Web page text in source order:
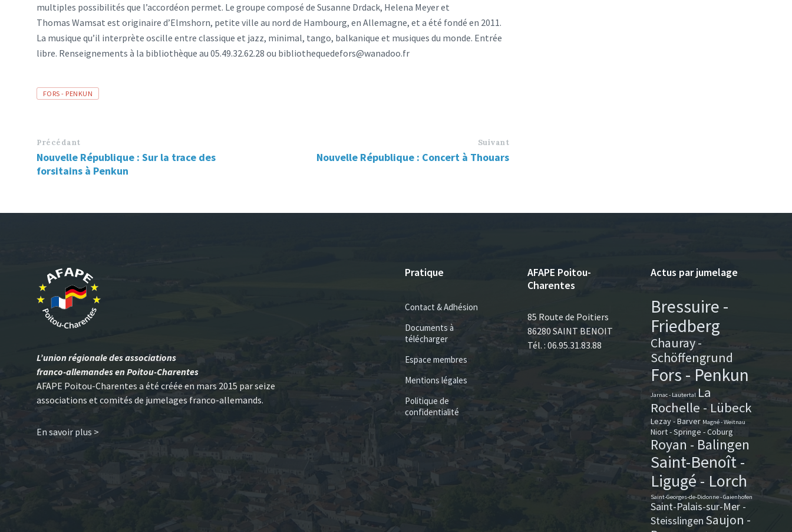
multiples possibilités que l’accordéon permet. Le groupe composé de Susanne Drdack, Helena Meyer et
Thomas Wamsat est originaire d’Elmshorn, petite ville au nord de Hambourg, en Allemagne, et a été fondé en 2011.
La musique qu’il interprète oscille entre classique et jazz, minimal, tango, balkanique et musiques du monde. Entrée
libre. Renseignements à la bibliothèque au 05.49.32.62.28 ou bibliothequedefors@wanadoo.fr
Tags
FORS - PENKUN
Précédant
Nouvelle République : Sur la trace des
forsitains à Penkun
Suivant
Nouvelle République : Concert à Thouars
L’union régionale des associations
franco-allemandes en Poitou-Charentes
AFAPE Poitou-Charentes a été créée en mars 2015 par seize
associations et comités de jumelages franco-allemands.
En savoir plus >
Pratique
Contact & Adhésion
Documents à
télécharger
Espace membres
Mentions légales
Politique de
confidentialité
AFAPE Poitou-
Charentes
85 Route de Poitiers
86280 SAINT BENOIT
Tél. : 06.95.31.83.88
Actus par jumelage
Bressuire -
Friedberg
Chauray -
Schöffengrund
Fors - Penkun
Jarnac - Lautertal La
Rochelle - Lübeck
Lezay - Barver Magné - Weitnau
Niort - Springe - Coburg
Royan - Balingen
Saint-Benoît -
Ligugé - Lorch
Saint-Georges-de-Didonne - Gaienhofen
Saint-Palais-sur-Mer -
Steisslingen Saujon -